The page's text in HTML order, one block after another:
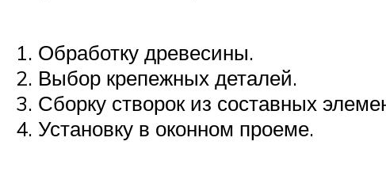
Обработку древесины.
Выбор крепежных деталей.
Сборку створок из составных
Установку в оконном проеме.